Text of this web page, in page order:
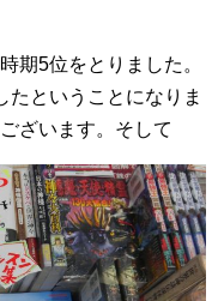
期5位をとりました。
たということになりま
ざいます。そして